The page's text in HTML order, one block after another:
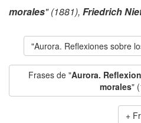
morales" (1881), Friedrich
"Aurora. Reflexiones sobre
Frases de "Aurora.
morales"